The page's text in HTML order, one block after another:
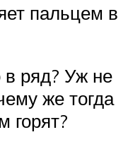
пальцем в
в ряд? Уж не
же тогда
горят?